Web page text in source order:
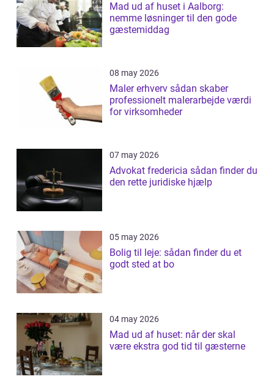
Mad ud af huset i Aalborg:
nemme løsninger til den gode
gæstemiddag
08 may 2026
Maler erhverv sådan skaber
professionelt malerarbejde værdi
for virksomheder
07 may 2026
Advokat fredericia sådan finder du
den rette juridiske hjælp
05 may 2026
Bolig til leje: sådan finder du et
godt sted at bo
04 may 2026
Mad ud af huset: når der skal
være ekstra god tid til gæsterne